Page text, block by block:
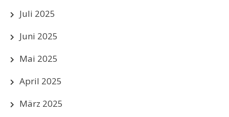
Juli 2025
Juni 2025
Mai 2025
April 2025
März 2025